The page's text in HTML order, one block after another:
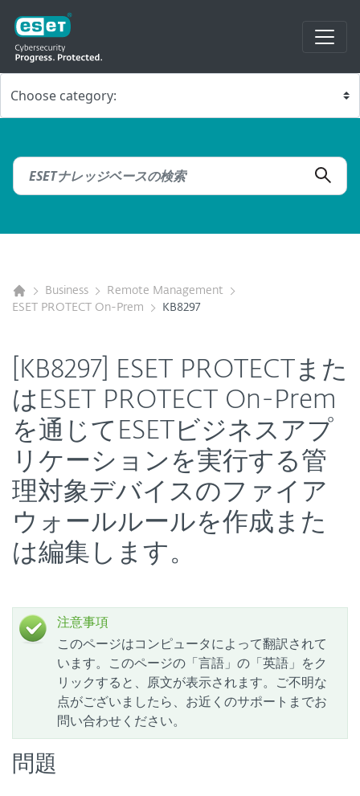
Business
Remote Management
ESET PROTECT On-Prem
KB8297
[KB8297] ESET PROTECTまた
はESET PROTECT On-Prem
を通じてESETビジネスアプ
リケーションを実行する管
理対象デバイスのファイア
ウォールルールを作成また
は編集します。
注意事項
このページはコンピュータによって翻訳されて
います。このページの「言語」の「英語」をク
リックすると、原文が表示されます。ご不明な
点がございましたら、お近くのサポートまでお
問い合わせください。
問題